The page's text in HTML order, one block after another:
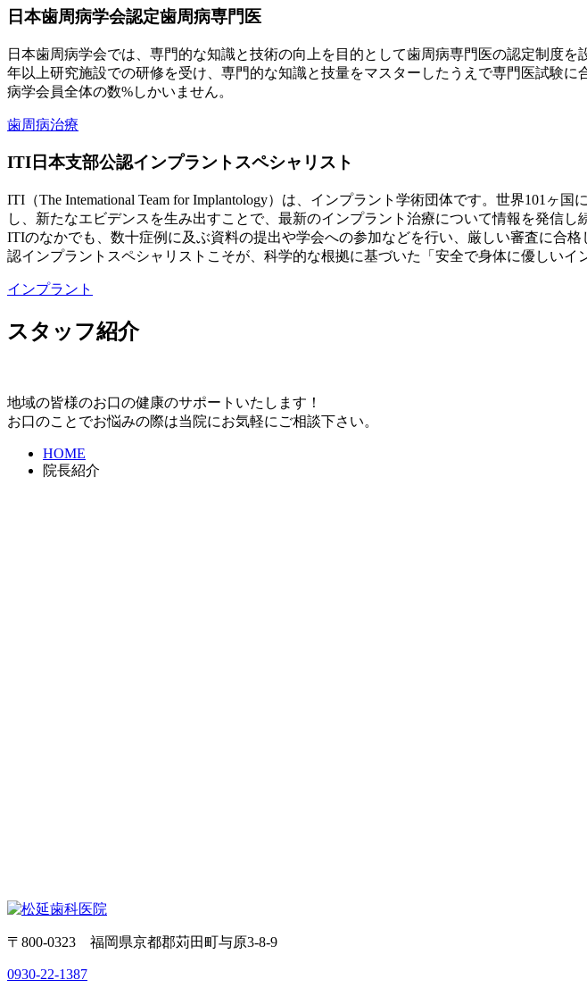
日本歯周病学会認定歯周病専門医
日本歯周病学会では、専門的な知識と技術の向上を目的として歯周病専門医の認定制度
年以上研究施設での研修を受け、専門的な知識と技量をマスターしたうえで専門医試験
病学会員全体の数%しかいません。
歯周病治療
ITI日本支部公認インプラントスペシャリスト
ITI（The Intemational Team for Implantology）は、インプラント学術団体です。世界101
し、新たなエビデンスを生み出すことで、最新のインプラント治療について情報を発信し
ITIのなかでも、数十症例に及ぶ資料の提出や学会への参加などを行い、厳しい審査に合
認インプラントスペシャリストこそが、科学的な根拠に基づいた「安全で身体に優しいイ
インプラント
スタッフ紹介
地域の皆様のお口の健康のサポートいたします！
お口のことでお悩みの際は当院にお気軽にご相談下さい。
HOME
院長紹介
〒800-0323 福岡県京都郡苅田町与原3-8-9
0930-22-1387